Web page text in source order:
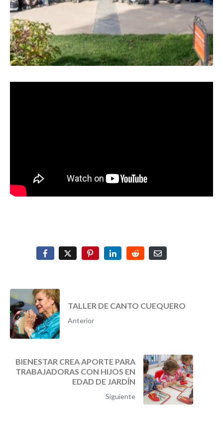
TALLER DE CANTO CUEQUERO
Anterior
BIENESTAR CREA APORTE PARA
TRABAJADORAS CON HIJOS EN
EDAD DE JARDÍN
Siguiente